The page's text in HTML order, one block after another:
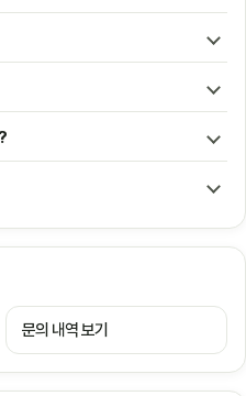
문의 내역 보기